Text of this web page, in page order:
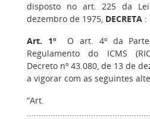
disposto no art. 225 da
dezembro de 1975, DECRETA :
Art. 1ºO art. 4º da Parte
Regulamento do ICMS
Decreto nº 43.080, de 13 de
a vigorar com as seguintes